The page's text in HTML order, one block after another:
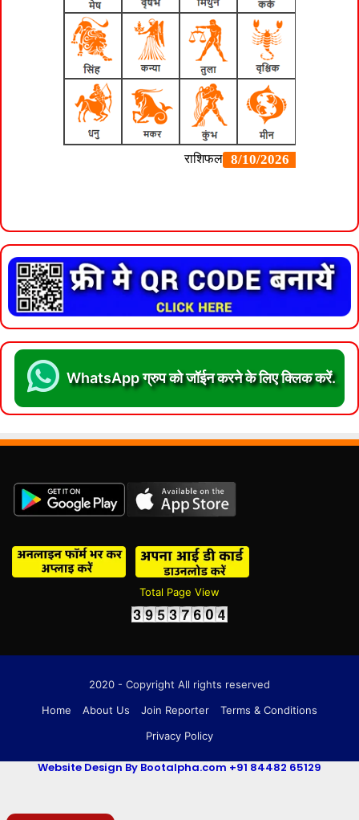
WhatsApp ग्रुप को जॉईन करने के लिए क्लिक करें.
Total Page View
2020 - Copyright All rights reserved
Home
About Us Join Reporter
Terms & Conditions
Privacy Policy
Website Design By Bootalpha.com +91 84482 65129